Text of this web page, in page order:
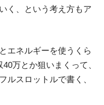
く、という考え方もア
エネルギーを使うくら
万とか狙いまくって、
ルスロットルで書く、